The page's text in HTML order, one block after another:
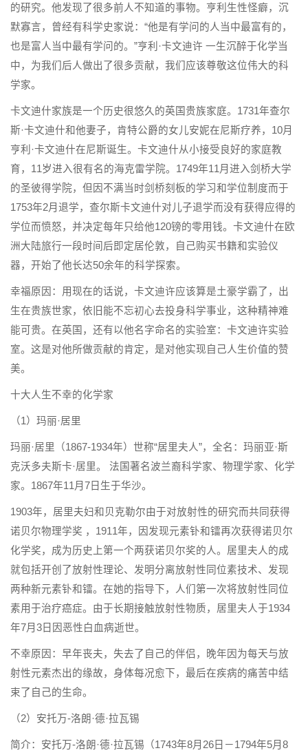
的研究。他发现了很多前人不知道的事物。亨利生性怪癖，沉
默寡言，曾经有科学史家说：“他是有学问的人当中最富有的，
也是富人当中最有学问的。”亨利·卡文迪许 一生沉醉于化学当
中，为我们后人做出了很多贡献，我们应该尊敬这位伟大的科
学家。
卡文迪什家族是一个历史很悠久的英国贵族家庭。1731年查尔
斯·卡文迪什和他妻子，肯特公爵的女儿安妮在尼斯疗养，10月
亨利·卡文迪什在尼斯诞生。卡文迪什从小接受良好的家庭教
育，11岁进入很有名的海克雷学院。1749年11月进入剑桥大学
的圣彼得学院，但因不满当时剑桥刻板的学习和学位制度而于
1753年2月退学，查尔斯卡文迪什对儿子退学而没有获得应得的
学位而愤怒，并决定每年只给他120镑的零用钱。卡文迪什在欧
洲大陆旅行一段时间后即定居伦敦，自己购买书籍和实验仪
器，开始了他长达50余年的科学探索。
幸福原因：用现在的话说，卡文迪许应该算是土豪学霸了，出
生在贵族世家，依旧能不忘初心去投身科学事业，这种精神难
能可贵。在英国，还有以他名字命名的实验室：卡文迪许实验
室。这是对他所做贡献的肯定，是对他实现自己人生价值的赞
美。
十大人生不幸的化学家
（1）玛丽·居里
玛丽·居里（1867-1934年）世称“居里夫人”，全名：玛丽亚·斯
克沃多夫斯卡·居里。 法国著名波兰裔科学家、物理学家、化学
家。1867年11月7日生于华沙。
1903年，居里夫妇和贝克勒尔由于对放射性的研究而共同获得
诺贝尔物理学奖 ，1911年，因发现元素钋和镭再次获得诺贝尔
化学奖，成为历史上第一个两获诺贝尔奖的人。居里夫人的成
就包括开创了放射性理论、发明分离放射性同位素技术、发现
两种新元素钋和镭。在她的指导下，人们第一次将放射性同位
素用于治疗癌症。由于长期接触放射性物质，居里夫人于1934
年7月3日因恶性白血病逝世。
不幸原因：早年丧夫，失去了自己的伴侣，晚年因为每天与放
射性元素杰出的缘故，身体每况愈下，最后在疾病的痛苦中结
束了自己的生命。
（2）安托万-洛朗·德·拉瓦锡
简介：安托万-洛朗·德·拉瓦锡（1743年8月26日－1794年5月8